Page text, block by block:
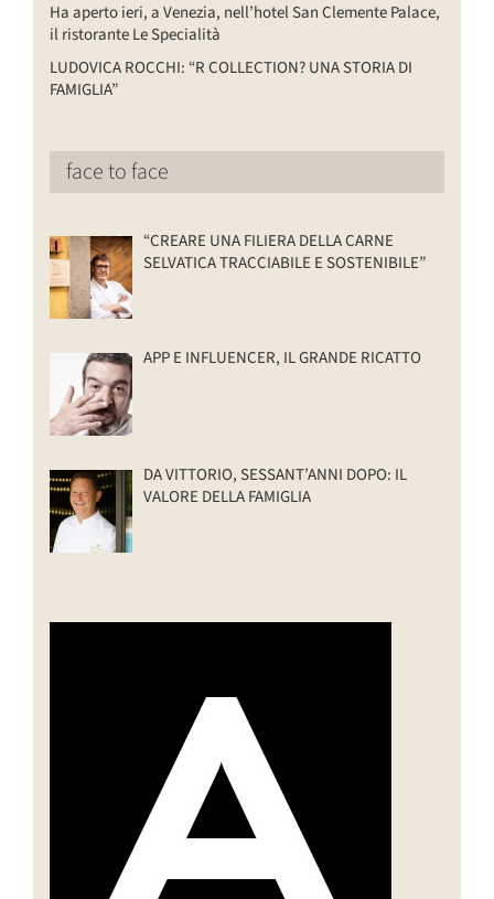
Ha aperto ieri, a Venezia, nell’hotel San Clemente Palace,
il ristorante Le Specialità
LUDOVICA ROCCHI: “R COLLECTION? UNA STORIA DI
FAMIGLIA”
face to face
“CREARE UNA FILIERA DELLA CARNE
SELVATICA TRACCIABILE E SOSTENIBILE”
APP E INFLUENCER, IL GRANDE RICATTO
DA VITTORIO, SESSANT’ANNI DOPO: IL
VALORE DELLA FAMIGLIA